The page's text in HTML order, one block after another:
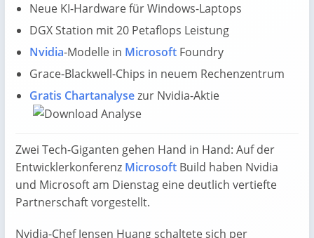
Neue KI-Hardware für Windows-Laptops
DGX Station mit 20 Petaflops Leistung
Nvidia-Modelle in Microsoft Foundry
Grace-Blackwell-Chips in neuem Rechenzentrum
Gratis Chartanalysezur Nvidia-Aktie
Zwei Tech-Giganten gehen Hand in Hand: Auf der
Entwicklerkonferenz Microsoft Build haben Nvidia
und Microsoft am Dienstag eine deutlich vertiefte
Partnerschaft vorgestellt.
Nvidia-Chef Jensen Huang schaltete sich per